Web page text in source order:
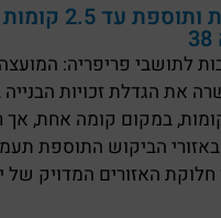
ניוד זכויות
לתושבי פריפריה:
ל- 2.5 קומות, במקום קומה אחת,
חלוקת האזורים המדויק של